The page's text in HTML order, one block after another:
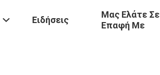
Ειδήσεις
Μας Ελάτε Σε
Επαφή Με